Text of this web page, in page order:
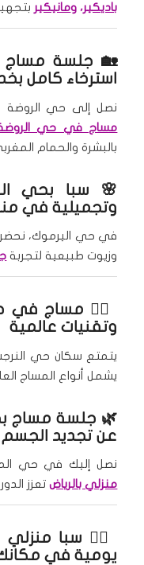
باديكير، ومانيكير
🏡 جلسة مساج
استرخاء كامل
نصل إلى حي الروضة
مساج في حي
بالبشرة والحمام
🌸 سبا بحي
وتجميلية في
في حي اليرموك،
وزيوت طبيعية لتجربة
💆‍♀️ مساج في
وتقنيات عالمية
يتمتع سكان حي
يشمل أنواع المساج
🌿 جلسة مساج
عن تجديد الجسم
نصل إليك في حي
منزلي بالرياضتعزز
🧘‍♀️ سبا
يومية في